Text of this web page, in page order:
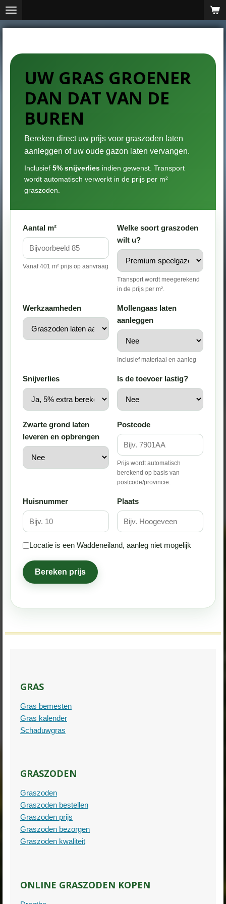
Ga
direct
hoofdinhoud
UW GRAS GROENER
DAN DAT VAN DE
BUREN
Bereken direct uw prijs voor graszoden laten
aanleggen of uw oude gazon laten vervangen.
Inclusief 5% snijverlies indien gewenst. Transport
wordt automatisch verwerkt in de prijs per m²
graszoden.
Aantal m²
Vanaf 401 m² prijs op aanvraag
Welke soort graszoden
wilt u?
Transport wordt meegerekend
in de prijs per m².
Werkzaamheden
Mollengaas laten
aanleggen
Inclusief materiaal en aanleg
Snijverlies Is de toevoer lastig?
Zwarte grond laten
leveren en opbrengen
Postcode
Prijs wordt automatisch
berekend op basis van
postcode/provincie.
Huisnummer Plaats
Locatie is een Waddeneiland, aanleg niet mogelijk
Bereken prijs
GRAS
Gras bemesten
Gras kalender
Schaduwgras
GRASZODEN
Graszoden
Graszoden bestellen
Graszoden prijs
Graszoden bezorgen
Graszoden kwaliteit
ONLINE GRASZODEN KOPEN